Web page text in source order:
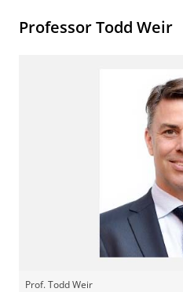
Professor Todd Weir
Prof. Todd Weir